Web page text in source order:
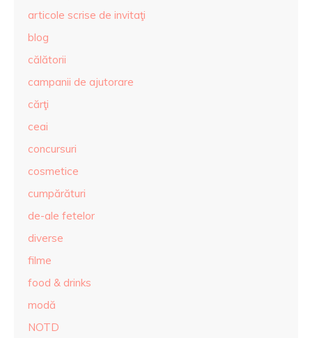
articole scrise de invitaţi
blog
călătorii
campanii de ajutorare
cărţi
ceai
concursuri
cosmetice
cumpărături
de-ale fetelor
diverse
filme
food & drinks
modă
NOTD